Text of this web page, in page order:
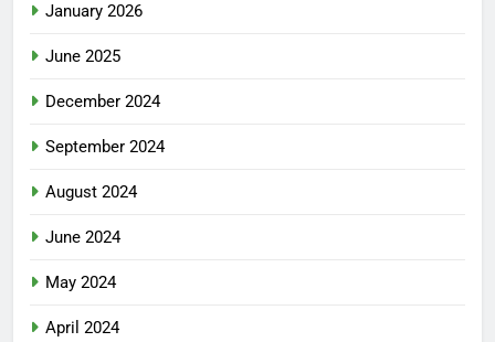
January 2026
June 2025
December 2024
September 2024
August 2024
June 2024
May 2024
April 2024